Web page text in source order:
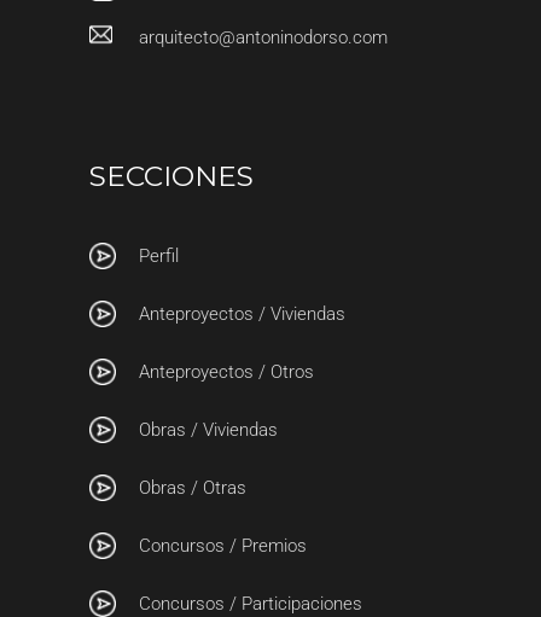
arquitecto@antoninodorso.com
SECCIONES
Perfil
Anteproyectos / Viviendas
Anteproyectos / Otros
Obras / Viviendas
Obras / Otras
Concursos / Premios
Concursos / Participaciones